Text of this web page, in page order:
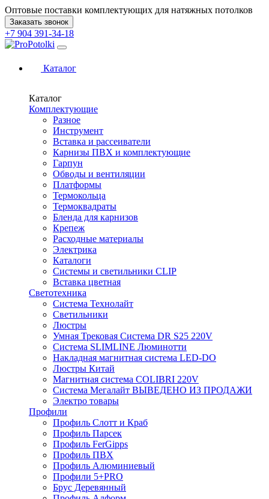
Оптовые поставки комплектующих для натяжных потолков
Заказать звонок
+7 904 391-34-18
Каталог
Каталог
Комплектующие
Разное
Инструмент
Вставка и рассеиватели
Карнизы ПВХ и комплектующие
Гарпун
Обводы и вентиляции
Платформы
Термокольца
Термоквадраты
Бленда для карнизов
Крепеж
Расходные материалы
Электрика
Каталоги
Системы и светильники CLIP
Вставка цветная
Светотехника
Система Технолайт
Светильники
Люстры
Умная Трековая Система DR S25 220V
Система SLIMLINE Люминотти
Накладная магнитная система LED-DO
Люстры Китай
Магнитная система COLIBRI 220V
Система Мегалайт ВЫВЕДЕНО ИЗ ПРОДАЖИ
Электро товары
Профили
Профиль Слотт и Краб
Профиль Парсек
Профиль FerGipps
Профиль ПВХ
Профиль Алюминиевый
Профили 5+PRO
Брус Деревянный